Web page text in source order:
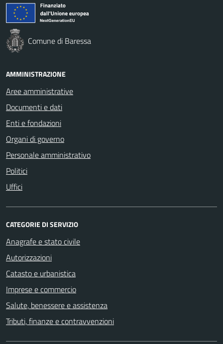
Comune di Baressa
AMMINISTRAZIONE
Aree amministrative
Documenti e dati
Enti e fondazioni
Organi di governo
Personale amministrativo
Politici
Uffici
CATEGORIE DI SERVIZIO
Anagrafe e stato civile
Autorizzazioni
Catasto e urbanistica
Imprese e commercio
Salute, benessere e assistenza
Tributi, finanze e contravvenzioni